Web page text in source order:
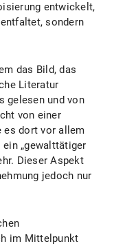
entwickelt,
sondern
das Bild, das
Literatur
gelesen und von
von einer
es dort vor allem
„gewalttätiger
Dieser Aspekt
jedoch nur
im Mittelpunkt